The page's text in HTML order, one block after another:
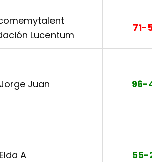
Lucentum
71-
Juan 96-
A 55-